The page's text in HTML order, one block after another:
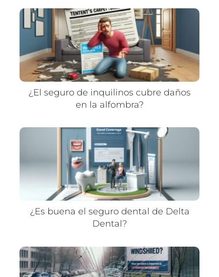
¿El seguro de inquilinos cubre daños
en la alfombra?
¿Es buena el seguro dental de Delta
Dental?